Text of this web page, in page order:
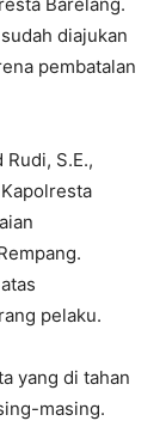
diajukan
pembatalan
S.E.,
pelaku.
yang di tahan
masing.